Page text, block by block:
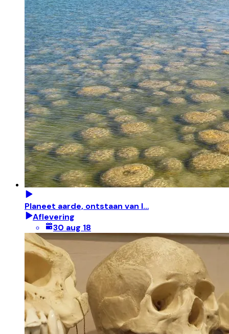
Planeet aarde, ontstaan van l…
Aflevering
30 aug 18